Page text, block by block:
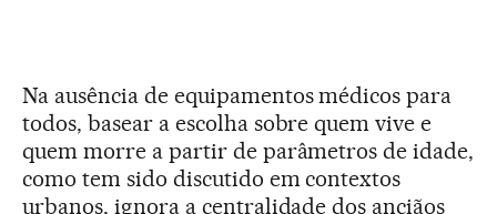
Na ausência de equipamentos médicos para
todos, basear a escolha sobre quem vive e
quem morre a partir de parâmetros de idade,
como tem sido discutido em contextos
urbanos, ignora a centralidade dos anciãos